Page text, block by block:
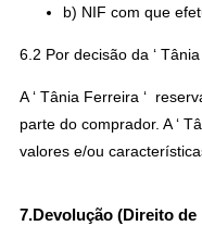
b) NIF com que
6.2 Por decisão da ‘
A ‘ Tânia Ferreira ‘
parte do comprador. A ‘
valores e/ou
7.Devolução (Direito de